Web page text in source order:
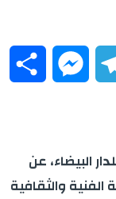
Telegram
البيضاء، عن